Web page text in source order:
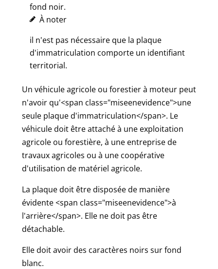
fond noir.
À noter
il n'est pas nécessaire que la plaque
d'immatriculation comporte un identifiant
territorial.
Un véhicule agricole ou forestier à moteur peut
n'avoir qu'<span class="miseenevidence">une
seule plaque d'immatriculation</span>. Le
véhicule doit être attaché à une exploitation
agricole ou forestière, à une entreprise de
travaux agricoles ou à une coopérative
d'utilisation de matériel agricole.
La plaque doit être disposée de manière
évidente <span class="miseenevidence">à
l'arrière</span>. Elle ne doit pas être
détachable.
Elle doit avoir des caractères noirs sur fond
blanc.